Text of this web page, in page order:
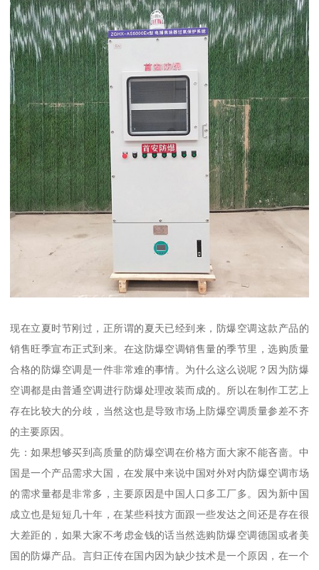
现在立夏时节刚过，正所谓的夏天已经到来，防爆空调这款产品的
销售旺季宣布正式到来。在这防爆空调销售量的季节里，选购质量
合格的防爆空调是一件非常难的事情。为什么这么说呢？因为防爆
空调都是由普通空调进行防爆处理改装而成的。所以在制作工艺上
存在比较大的分歧，当然这也是导致市场上防爆空调质量参差不齐
的主要原因。
先：如果想够买到高质量的防爆空调在价格方面大家不能吝啬。中
国是一个产品需求大国，在发展中来说中国对外对内防爆空调市场
的需求量都是非常多，主要原因是中国人口多工厂多。因为新中国
成立也是短短几十年，在某些科技方面跟一些发达之间还是存在很
大差距的，如果大家不考虑金钱的话当然选购防爆空调德国或者美
国的防爆产品。言归正传在国内因为缺少技术是一个原因，在一个